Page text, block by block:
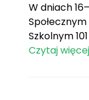
W dniach
Szkolnym
Czytaj więcej